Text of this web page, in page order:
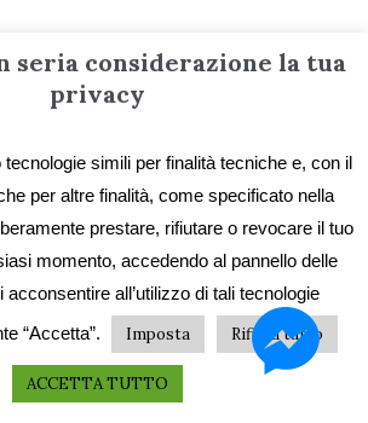
storico
seria considerazione la tua
privacy
simili per finalità tecniche e, con il
per altre finalità, come specificato nella
prestare, rifiutare o revocare il tuo
momento, accedendo al pannello delle
acconsentire all’utilizzo di tali tecnologie
“Accetta”.
Imposta Rifiuta tutto
ACCETTA TUTTO